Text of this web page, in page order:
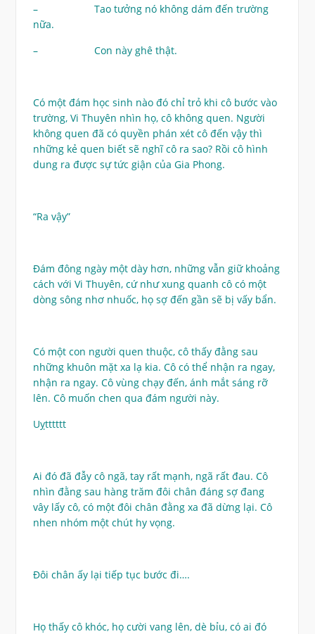
– Tao tưởng nó không dám đến trường
nữa.
– Con này ghê thật.
Có một đám học sinh nào đó chỉ trỏ khi cô bước vào
trường, Vi Thuyên nhìn họ, cô không quen. Người
không quen đã có quyền phán xét cô đến vậy thì
những kẻ quen biết sẽ nghĩ cô ra sao? Rồi cô hình
dung ra được sự tức giận của Gia Phong.
“Ra vậy”
Đám đông ngày một dày hơn, những vẫn giữ khoảng
cách với Vi Thuyên, cứ như xung quanh cô có một
dòng sông nhơ nhuốc, họ sợ đến gần sẽ bị vấy bẩn.
Có một con người quen thuộc, cô thấy đằng sau
những khuôn mặt xa lạ kia. Cô có thể nhận ra ngay,
nhận ra ngay. Cô vùng chạy đến, ánh mắt sáng rỡ
lên. Cô muốn chen qua đám người này.
Uỵtttttt
Ai đó đã đẫy cô ngã, tay rất mạnh, ngã rất đau. Cô
nhìn đằng sau hàng trăm đôi chân đáng sợ đang
vây lấy cô, có một đôi chân đằng xa đã dừng lại. Cô
nhen nhóm một chút hy vọng.
Đôi chân ấy lại tiếp tục bước đi….
Họ thấy cô khóc, họ cười vang lên, dè bỉu, có ai đó